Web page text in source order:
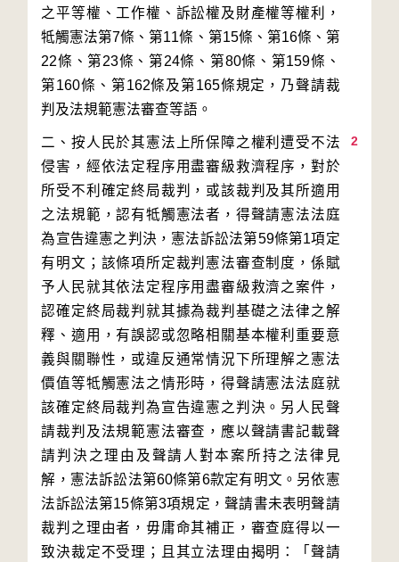
之平等權、工作權、訴訟權及財產權等權利，
牴觸憲法第7條、第11條、第15條、第16條、第
22條、第23條、第24條、第80條、第159條、
第160條、第162條及第165條規定，乃聲請裁
2
二、按人民於其憲法上所保障之權利遭受不法
侵害，經依法定程序用盡審級救濟程序，對於
所受不利確定終局裁判，或該裁判及其所適用
之法規範，認有牴觸憲法者，得聲請憲法法庭
為宣告違憲之判決，憲法訴訟法第59條第1項定
有明文；該條項所定裁判憲法審查制度，係賦
予人民就其依法定程序用盡審級救濟之案件，
認確定終局裁判就其據為裁判基礎之法律之解
釋、適用，有誤認或忽略相關基本權利重要意
義與關聯性，或違反通常情況下所理解之憲法
價值等牴觸憲法之情形時，得聲請憲法法庭就
該確定終局裁判為宣告違憲之判決。另人民聲
請裁判及法規範憲法審查，應以聲請書記載聲
請判決之理由及聲請人對本案所持之法律見
解，憲法訴訟法第60條第6款定有明文。另依憲
法訴訟法第15條第3項規定，聲請書未表明聲請
裁判之理由者，毋庸命其補正，審查庭得以一
致決裁定不受理；且其立法理由揭明：「聲請